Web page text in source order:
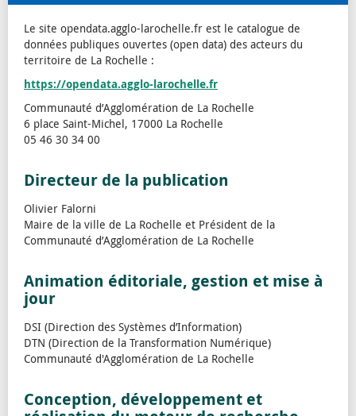
Le site opendata.agglo-larochelle.fr est le catalogue de
données publiques ouvertes (open data) des acteurs du
territoire de La Rochelle :
https://opendata.agglo-larochelle.fr
Communauté d’Agglomération de La Rochelle
6 place Saint-Michel, 17000 La Rochelle
05 46 30 34 00
Directeur de la publication
Olivier Falorni
Maire de la ville de La Rochelle et Président de la
Communauté d’Agglomération de La Rochelle
Animation éditoriale, gestion et mise à
jour
DSI (Direction des Systèmes d’Information)
DTN (Direction de la Transformation Numérique)
Communauté d'Agglomération de La Rochelle
Conception, développement et